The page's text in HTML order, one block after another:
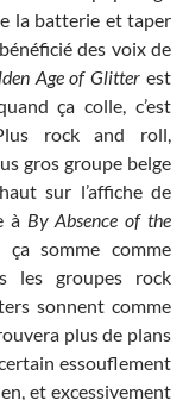
la batterie et taper
des voix de
Age of Glitter est
ça colle, c’est
rock and roll,
gros groupe belge
sur l’affiche de
à By Absence of the
somme comme
les groupes rock
sonnent comme
plus de plans
essouflement
et excessivement